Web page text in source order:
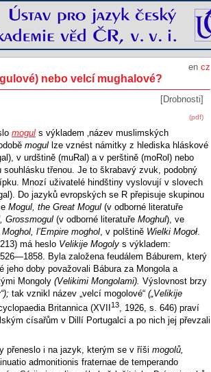
en cz
nebo velcí mughalové?
[Drobnosti]
(pdf)
mogul s výkladem ‚název muslimských
mogul lze vznést námitky z hlediska hláskové
v urdštině (muRal) a v perštině (moRol) nebo
třenou. Je to škrabavý zvuk, podobný
Mnozí uživatelé hindštiny vyslovují v slovech
Do jazyků evropských se R přepisuje skupinou
Mogul, the Great Mogul (v odborné literatuře
Grossmogul (v odborné literatuře Moghul), ve
l’Empire moghol, v polštině Wielki Mogoł.
má heslo Velikije Mogoly s výkladem:
Byla založena feudálem Báburem, který
jeho doby považovali Bábura za Mongola a
Mongoly (Velikimi Mongolami). Výslovnost brzy
tak vznikl název „velcí mogolové“ („Velikije
Britannica (XVII 13, 1926, s. 646) praví
císařům v Dillí Portugalci a po nich jej převzali
přeneslo i na jazyk, kterým se v říši mogolů,
admonitionis fraternae de temperando